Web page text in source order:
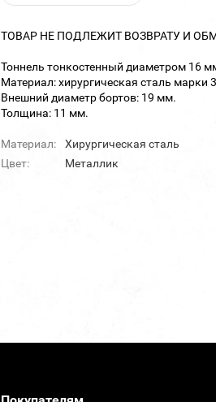
ТОВАР НЕ ПОДЛЕЖИТ ВОЗВРАТУ И
Тоннель тонкостенный диаметром 16
Материал: хирургическая сталь марки
Внешний диаметр бортов: 19 мм.
Толщина: 11 мм.
Материал:
Хирургическая сталь
Цвет:
Металлик